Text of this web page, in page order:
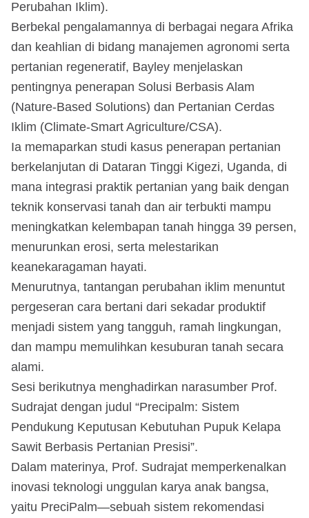
Perubahan Iklim).
Berbekal pengalamannya di berbagai negara Afrika
dan keahlian di bidang manajemen agronomi serta
pertanian regeneratif, Bayley menjelaskan
pentingnya penerapan Solusi Berbasis Alam
(Nature-Based Solutions) dan Pertanian Cerdas
Iklim (Climate-Smart Agriculture/CSA).
Ia memaparkan studi kasus penerapan pertanian
berkelanjutan di Dataran Tinggi Kigezi, Uganda, di
mana integrasi praktik pertanian yang baik dengan
teknik konservasi tanah dan air terbukti mampu
meningkatkan kelembapan tanah hingga 39 persen,
menurunkan erosi, serta melestarikan
keanekaragaman hayati.
Menurutnya, tantangan perubahan iklim menuntut
pergeseran cara bertani dari sekadar produktif
menjadi sistem yang tangguh, ramah lingkungan,
dan mampu memulihkan kesuburan tanah secara
alami.
Sesi berikutnya menghadirkan narasumber Prof.
Sudrajat dengan judul “Precipalm: Sistem
Pendukung Keputusan Kebutuhan Pupuk Kelapa
Sawit Berbasis Pertanian Presisi”.
Dalam materinya, Prof. Sudrajat memperkenalkan
inovasi teknologi unggulan karya anak bangsa,
yaitu PreciPalm—sebuah sistem rekomendasi